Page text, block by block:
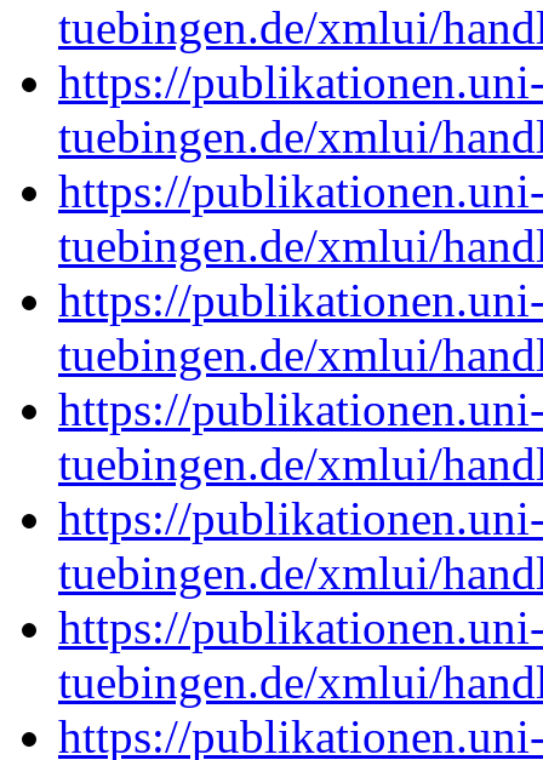
tuebingen.de/xmlui/
https://
tuebingen.de/xmlui/
https://
tuebingen.de/xmlui/
https://
tuebingen.de/xmlui/
https://
tuebingen.de/xmlui/
https://
tuebingen.de/xmlui/
https://
tuebingen.de/xmlui/
https://